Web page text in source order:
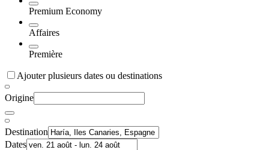
Premium Economy
Affaires
Première
Ajouter plusieurs dates ou destinations
Origine
Destination
Dates